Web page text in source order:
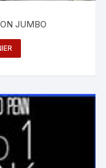
JUMBO